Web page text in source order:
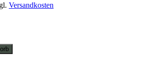
Versandkosten